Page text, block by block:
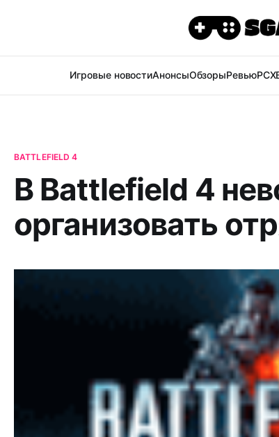
Игровые новостиАнонсыОбзорыРевьюPC
BATTLEFIELD 4
В Battlefield 4
организовать